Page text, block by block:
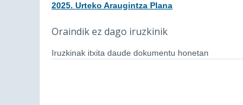
2025. Urteko Araugintza Plana
Oraindik ez dago iruzkinik
Iruzkinak itxita daude dokumentu honetan